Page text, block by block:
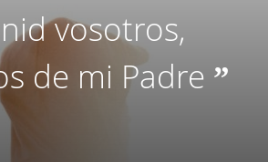
vosotros,
de mi Padre ”